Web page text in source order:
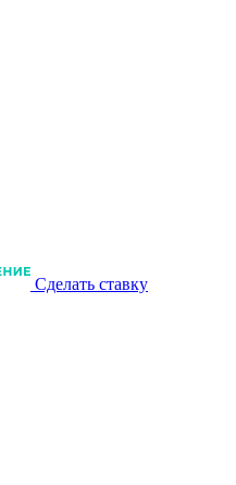
Сделать ставку